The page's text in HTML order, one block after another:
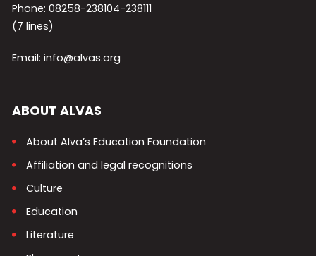
Phone: 08258-238104-238111
(7 lines)
Email: info@alvas.org
ABOUT ALVAS
About Alva’s Education Foundation
Affiliation and legal recognitions
Culture
Education
Literature